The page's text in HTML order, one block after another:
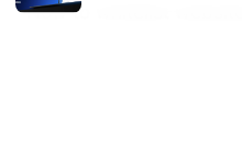
How to whitelist